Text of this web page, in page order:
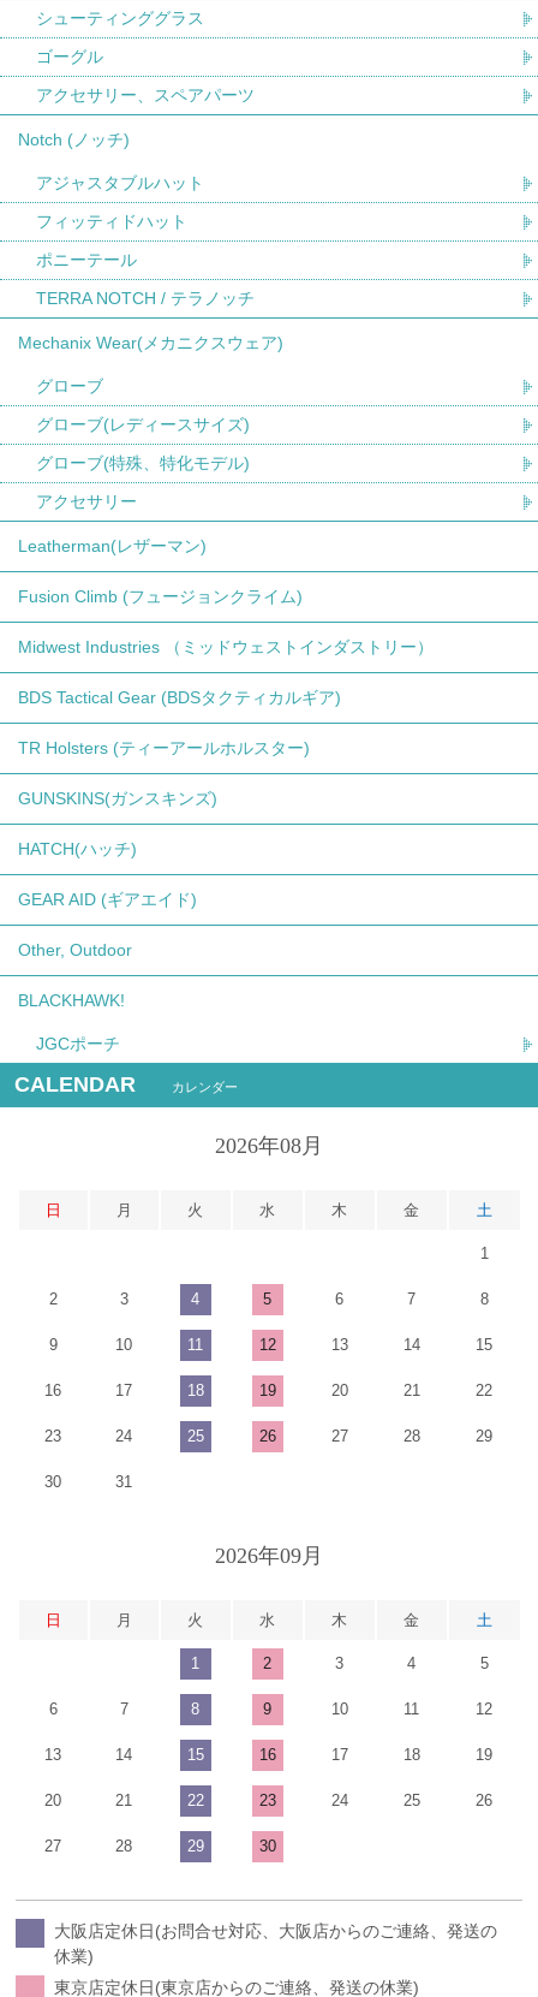
シューティンググラス
ゴーグル
アクセサリー、スペアパーツ
Notch (ノッチ)
アジャスタブルハット
フィッティドハット
ポニーテール
TERRA NOTCH / テラノッチ
Mechanix Wear(メカニクスウェア)
グローブ
グローブ(レディースサイズ)
グローブ(特殊、特化モデル)
アクセサリー
Leatherman(レザーマン)
Fusion Climb (フュージョンクライム)
Midwest Industries （ミッドウェストインダストリー）
BDS Tactical Gear (BDSタクティカルギア)
TR Holsters (ティーアールホルスター)
GUNSKINS(ガンスキンズ)
HATCH(ハッチ)
GEAR AID (ギアエイド)
Other, Outdoor
BLACKHAWK!
JGCポーチ
CALENDAR カレンダー
2026年08月
日 月 火 水 木 金 土
1
2 3 4 5 6 7 8
9 10 11 12 13 14 15
16 17 18 19 20 21 22
23 24 25 26 27 28 29
30 31
2026年09月
日 月 火 水 木 金 土
1 2 3 4 5
6 7 8 9 10 11 12
13 14 15 16 17 18 19
20 21 22 23 24 25 26
27 28 29 30
大阪店定休日(お問合せ対応、大阪店からのご連絡、発送の
休業)
東京店定休日(東京店からのご連絡、発送の休業)